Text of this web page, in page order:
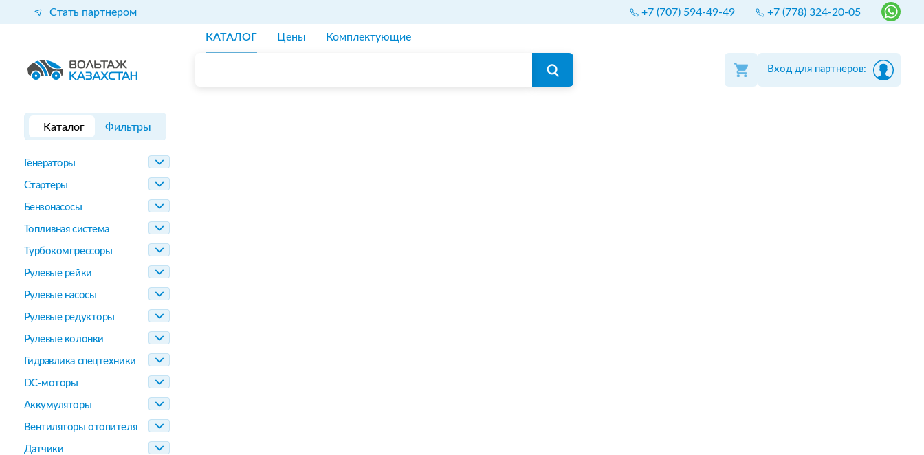
Стать партнером +7 (707) 594-49-49 +7 (778) 324-20-05
КАТАЛОГ Цены Комплектующие
Вход для партнеров:
Каталог Фильтры
Генераторы
Стартеры
Бензонасосы
Топливная система
Турбокомпрессоры
Рулевые рейки
Рулевые насосы
Рулевые редукторы
Рулевые колонки
Гидравлика спецтехники
DC-моторы
Аккумуляторы
Вентиляторы отопителя
Датчики